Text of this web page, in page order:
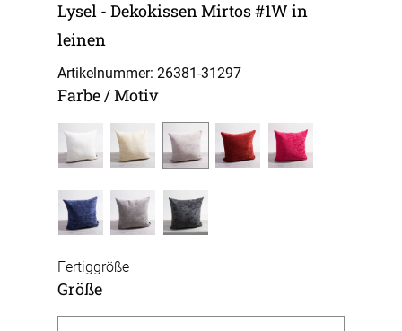
Lysel - Dekokissen Mirtos #1W in
leinen
Artikelnummer: 26381-31297
Farbe / Motiv
Fertiggröße
Größe